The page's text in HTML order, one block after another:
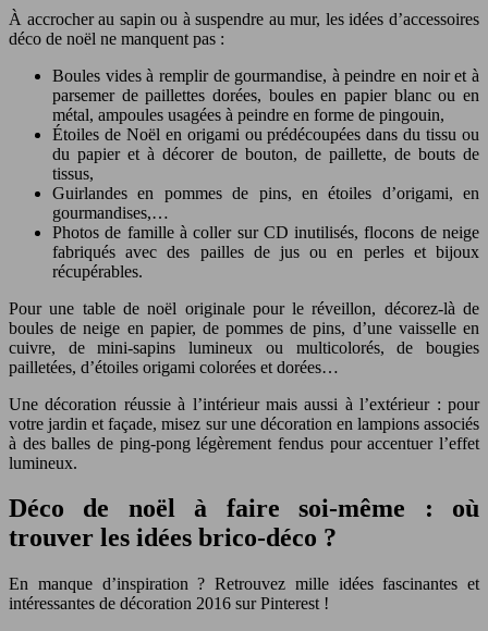
À accrocher au sapin ou à suspendre au mur, les idées d’accessoires
déco de noël ne manquent pas :
Boules vides à remplir de gourmandise, à peindre en noir et à
parsemer de paillettes dorées, boules en papier blanc ou en
métal, ampoules usagées à peindre en forme de pingouin,
Étoiles de Noël en origami ou prédécoupées dans du tissu ou
du papier et à décorer de bouton, de paillette, de bouts de
tissus,
Guirlandes en pommes de pins, en étoiles d’origami, en
gourmandises,…
Photos de famille à coller sur CD inutilisés, flocons de neige
fabriqués avec des pailles de jus ou en perles et bijoux
récupérables.
Pour une table de noël originale pour le réveillon, décorez-là de
boules de neige en papier, de pommes de pins, d’une vaisselle en
cuivre, de mini-sapins lumineux ou multicolorés, de bougies
pailletées, d’étoiles origami colorées et dorées…
Une décoration réussie à l’intérieur mais aussi à l’extérieur : pour
votre jardin et façade, misez sur une décoration en lampions associés
à des balles de ping-pong légèrement fendus pour accentuer l’effet
lumineux.
Déco de noël à faire soi-même : où
trouver les idées brico-déco ?
En manque d’inspiration ? Retrouvez mille idées fascinantes et
intéressantes de décoration 2016 sur Pinterest !